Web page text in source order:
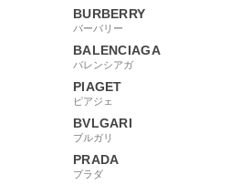
BURBERRY
バーバリー
BALENCIAGA
バレンシアガ
PIAGET
ピアジェ
BVLGARI
ブルガリ
PRADA
プラダ